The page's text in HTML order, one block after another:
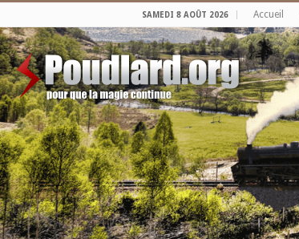
SAMEDI 8 AOÛT 2026 Accueil